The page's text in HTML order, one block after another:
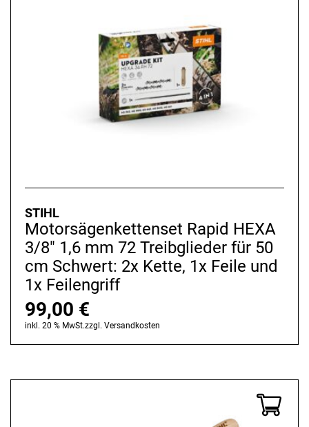
STIHL
Motorsägenkettenset Rapid HEXA
3/8" 1,6 mm 72 Treibglieder für 50
cm Schwert: 2x Kette, 1x Feile und
1x Feilengriff
99,00 €
inkl. 20 % MwSt.zzgl. Versandkosten